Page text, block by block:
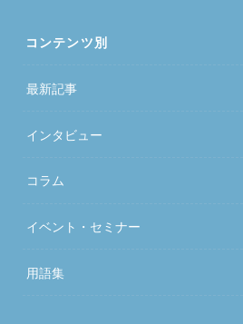
コンテンツ別
最新記事
インタビュー
コラム
イベント・セミナー
用語集